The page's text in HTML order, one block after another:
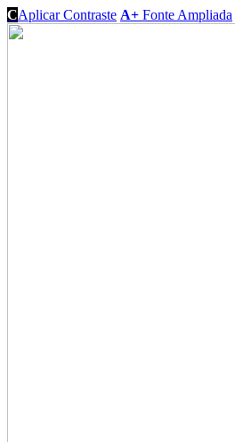
CAplicar Contraste A+ Fonte Ampliada